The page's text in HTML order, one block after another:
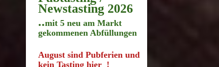
Newstasting 2026
..mit 5 neu am Markt
gekommenen Abfüllungen
August sind Pubferien und
kein Tasting hier !